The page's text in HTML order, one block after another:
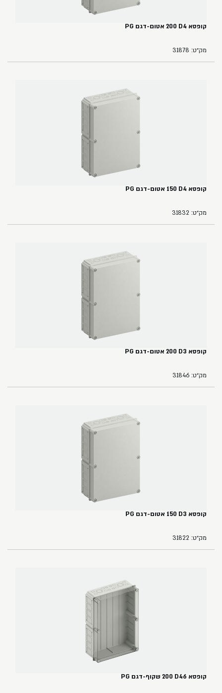
קופסא ‏4‏D‏ ‏200 אטום-דגם ‏PG
מק״ט: 31878
קופסא ‏4‏D‏ ‏150 אטום-דגם PG
מק״ט: 31832
קופסא ‏3‏D‏ ‏200 אטום-דגם PG
מק״ט: 31846
קופסא ‏3‏D‏ ‏150‏ אטום-דגם PG
מק״ט: 31822
קופסא ‏46‏D‏ ‏200 שקוף-דגם PG